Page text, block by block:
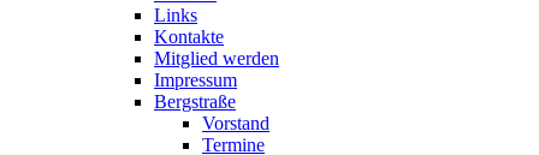
Links
Kontakte
Mitglied werden
Impressum
Bergstraße
Vorstand
Termine